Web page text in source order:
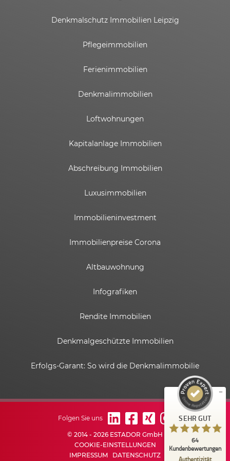
Denkmalschutz Immobilien Leipzig
Pflegeimmobilien
Ferienimmobilien
Denkmalimmobilien
Loftwohnungen
Kapitalanlage Immobilien
Abschreibung Immobilien
Luxusimmobilien
Immobilieninvestment
Immobilienpreise Corona
Altbauwohnung
Infografiken
Rendite Immobilien
Denkmalgeschützte Immobilien
Erfolgs-Garant: So wird die Denkmalimmobilie
© 2014 - 2026 ESTADOR GmbH
COOKIE-EINSTELLUNGEN
IMPRESSUM
DATENSCHUTZ
Folgen Sie uns SEHR GUT
64
Kundenbewertungen
Authentizität
Empfehlungen auf
ProvenExpert.com
6
Bewertungen auf
ProvenExpert.com
58
Bewertungen von
anderen Quelle
Blick aufs ProvenExpert-Profil werfen
03.06.2026